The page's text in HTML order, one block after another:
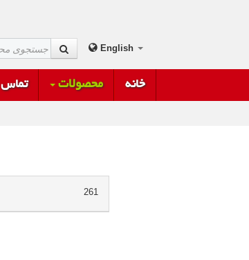
English
خانه محصولات تماس
261